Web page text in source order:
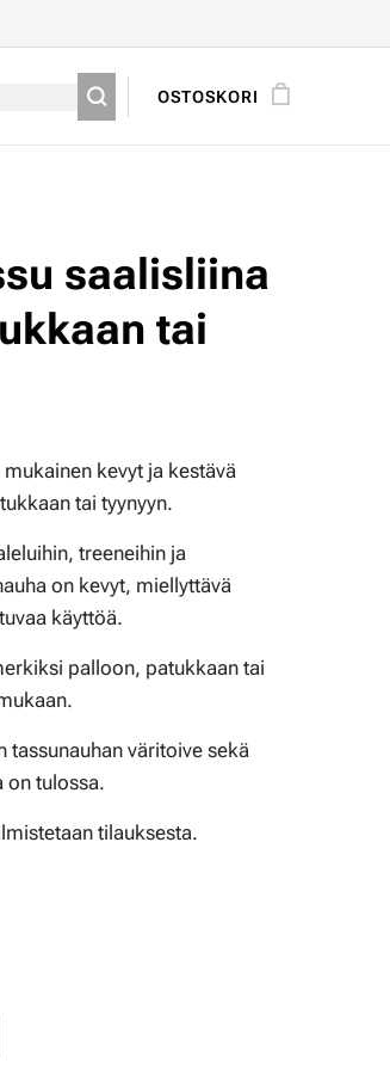
OSTOSKORI
saalisliina
tai
kevyt ja kestävä
tai tyynyyn.
treeneihin ja
on kevyt, miellyttävä
käyttöä.
palloon, patukkaan tai
väritoive sekä
on tulossa.
tilauksesta.